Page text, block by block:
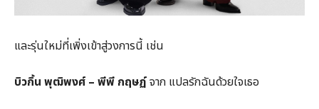
และรุ่นใหม่ที่เพิ่งเข้าสู่วงการนี้ เช่น
บิวกิ้น พุฒิพงศ์ – พีพี กฤษฏ์จาก แปลรักฉันด้วยใจเธอ